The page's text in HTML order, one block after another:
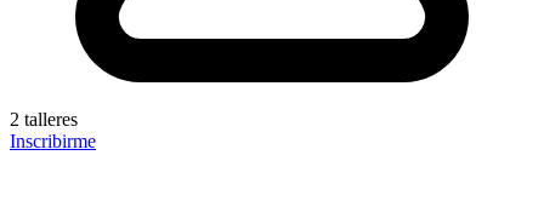
2 talleres
Inscribirme